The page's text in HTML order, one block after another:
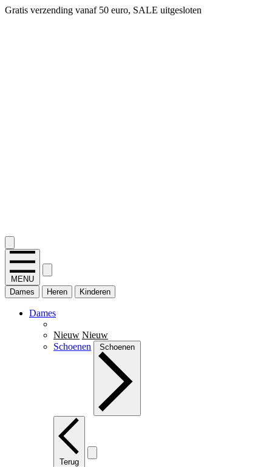
Gratis verzending vanaf 50 euro, SALE uitgesloten
MENU
Dames
Heren Kinderen
Dames
Nieuw Nieuw
Schoenen
Schoenen
Terug